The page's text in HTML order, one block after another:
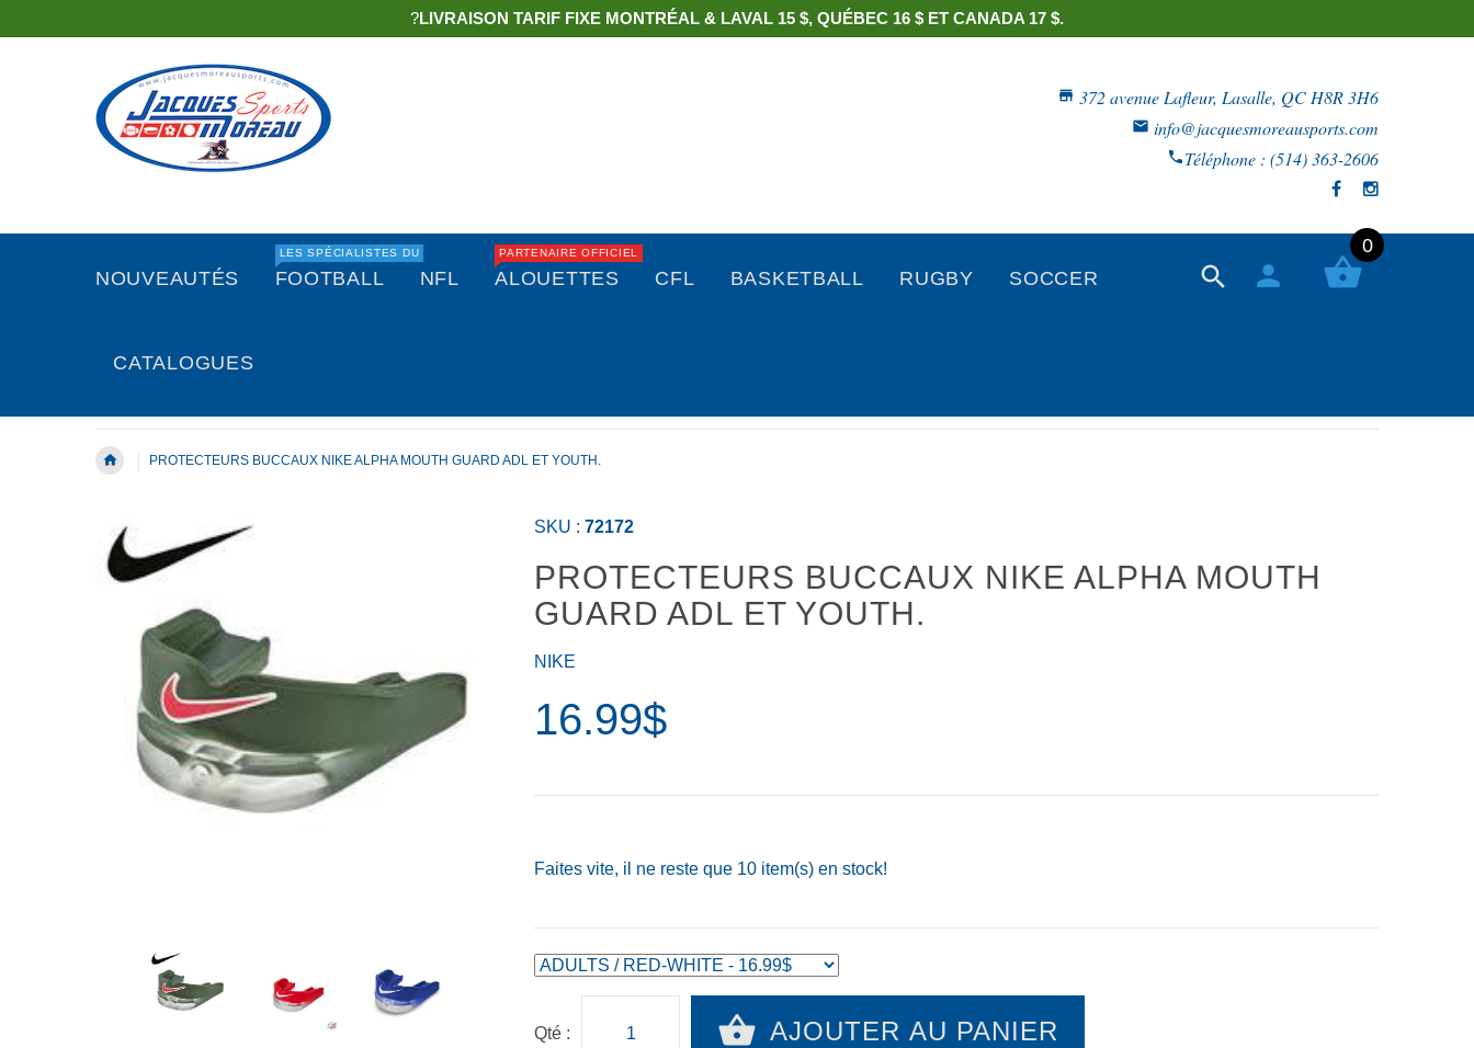
372 avenue Lafleur, Lasalle, QC H8R 3H6
info@jacquesmoreausports.com
Téléphone : (514) 363-2606
NOUVEAUTÉS
LES SPÉCIALISTES DU
FOOTBALL NFL
PARTENAIRE OFFICIEL
ALOUETTES CFL BASKETBALL RUGBY SOCCER
CATALOGUES
0
PROTECTEURS BUCCAUX NIKE ALPHA MOUTH GUARD ADL ET YOUTH.
SKU : 72172
PROTECTEURS BUCCAUX NIKE ALPHA MOUTH
GUARD ADL ET YOUTH.
NIKE
16.99$
Faites vite, il ne reste que 10 item(s) en stock!
Qté : AJOUTER AU PANIER
?LIVRAISON TARIF FIXE MONTRÉAL & LAVAL 15 $, QUÉBEC 16 $ ET CANADA 17 $.